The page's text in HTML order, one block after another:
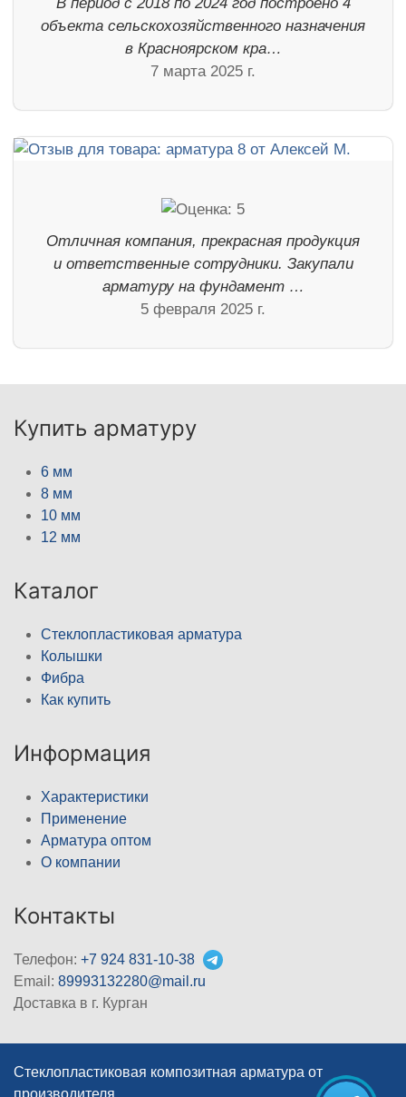
объекта сельскохозяйственного назначения
в Красноярском кра…
7 марта 2025 г.
Отличная компания, прекрасная продукция
и ответственные сотрудники. Закупали
арматуру на фундамент …
5 февраля 2025 г.
Купить арматуру
6 мм
8 мм
10 мм
12 мм
Каталог
Стеклопластиковая арматура
Колышки
Фибра
Как купить
Информация
Характеристики
Применение
Арматура оптом
О компании
Контакты
Телефон: +7 924 831-10-38
Email: 89993132280@mail.ru
Доставка в г. Курган
Стеклопластиковая композитная арматура от
производителя